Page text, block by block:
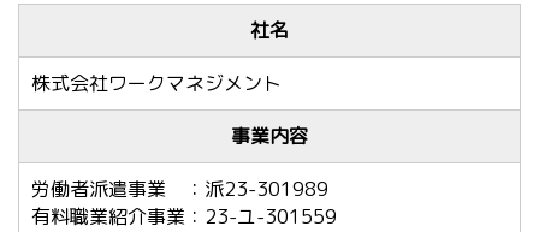
社名
株式会社ワークマネジメント
事業内容
労働者派遣事業 ：派23-301989
有料職業紹介事業：23-ユ-301559